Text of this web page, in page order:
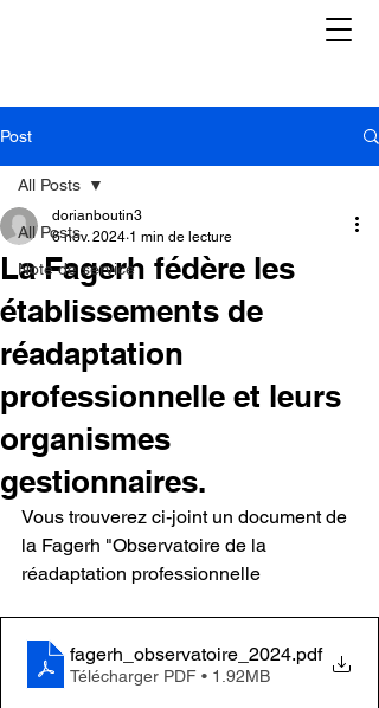
Post
All Posts
Note de service
All Posts
La Fagerh fédère les
établissements de
réadaptation
professionnelle et leurs
organismes
gestionnaires.
dorianboutin3
6 nov. 2024 1 min de lecture
Vous trouverez ci-joint un document de
la Fagerh "Observatoire de la
réadaptation professionnelle
fagerh_observatoire_2024.pdf
Télécharger PDF • 1.92MB